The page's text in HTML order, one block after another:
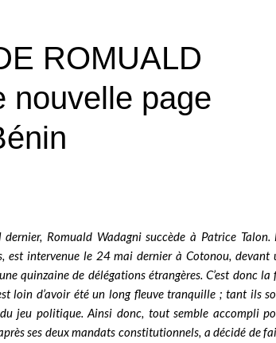
ROMUALD
nouvelle page
Romuald Wadagni succède à Patrice Talon.
est intervenue le 24 mai dernier à Cotonou, devant
quinzaine de délégations étrangères. C’est donc la
loin d’avoir été un long fleuve tranquille ; tant ils
jeu politique. Ainsi donc, tout semble accompli
ses deux mandats constitutionnels, a décidé de